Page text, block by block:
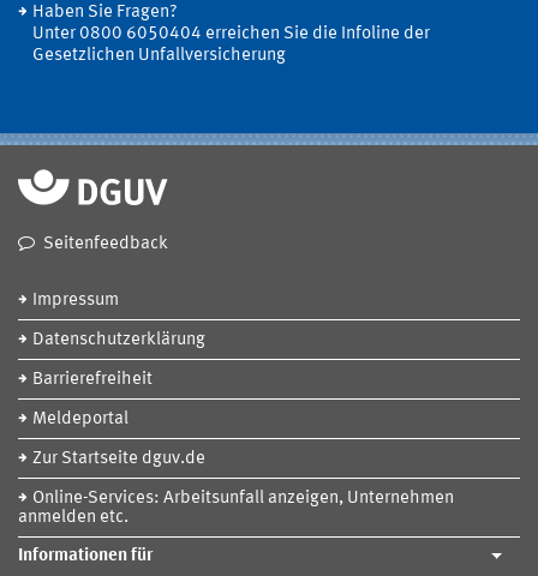
Haben Sie Fragen?
Unter 0800 6050404 erreichen Sie die Infoline der
Gesetzlichen Unfallversicherung
Seitenfeedback
Impressum
Datenschutzerklärung
Barrierefreiheit
Meldeportal
Zur Startseite dguv.de
Online-Services: Arbeitsunfall anzeigen, Unternehmen
anmelden etc.
Informationen für